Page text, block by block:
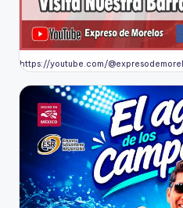
https://youtube.com/